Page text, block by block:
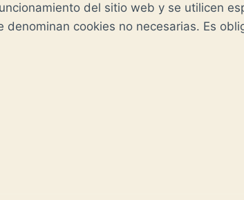
del sitio web y se utilicen
cookies no necesarias. Es